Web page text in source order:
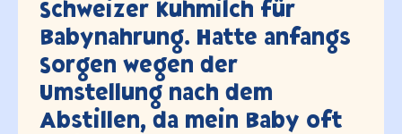
oft
Büchse (Super
3.5 Jahren und 2
letzten Mal geleert..
immer top zufrieden,
Dank!